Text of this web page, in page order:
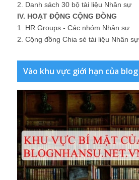
2. Danh sách 30 bộ tài liệu Nhân sự
IV. HOẠT ĐỘNG CỘNG ĐỒNG
1. HR Groups - Các nhóm Nhân sự
2. Cộng đồng Chia sẻ tài liệu Nhân sự
Vào khu vực giới hạn của blog